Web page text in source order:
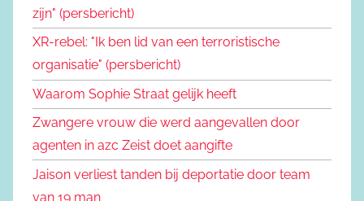
zijn" (persbericht)
XR-rebel: "Ik ben lid van een terroristische
organisatie" (persbericht)
Waarom Sophie Straat gelijk heeft
Zwangere vrouw die werd aangevallen door
agenten in azc Zeist doet aangifte
Jaison verliest tanden bij deportatie door team
van 19 man